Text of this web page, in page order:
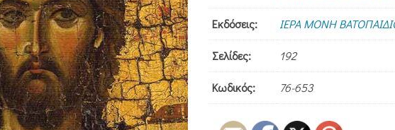
Εκδόσεις: ΙΕΡΑ ΜΟΝΗ
Σελίδες: 192
Κωδικός: 76-653